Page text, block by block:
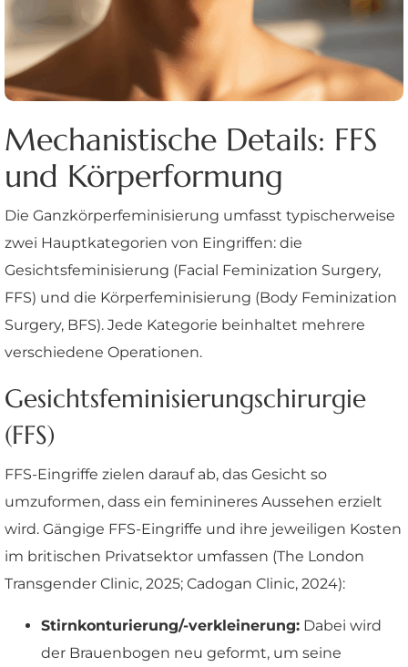
Mechanistische Details: FFS
und Körperformung
Die Ganzkörperfeminisierung umfasst typischerweise
zwei Hauptkategorien von Eingriffen: die
Gesichtsfeminisierung (Facial Feminization Surgery,
FFS) und die Körperfeminisierung (Body Feminization
Surgery, BFS). Jede Kategorie beinhaltet mehrere
verschiedene Operationen.
Gesichtsfeminisierungschirurgie
(FFS)
FFS-Eingriffe zielen darauf ab, das Gesicht so
umzuformen, dass ein feminineres Aussehen erzielt
wird. Gängige FFS-Eingriffe und ihre jeweiligen Kosten
im britischen Privatsektor umfassen (The London
Transgender Clinic, 2025; Cadogan Clinic, 2024):
Stirnkonturierung/-verkleinerung: Dabei wird
der Brauenbogen neu geformt, um seine